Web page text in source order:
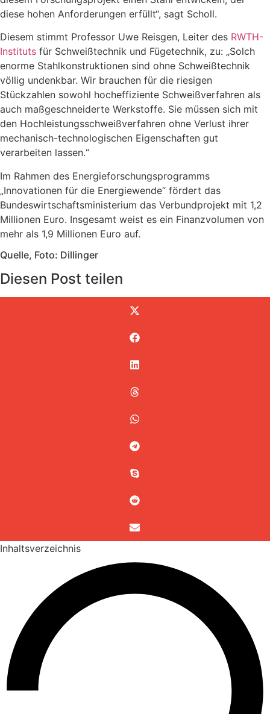
diese hohen Anforderungen erfüllt“, sagt Scholl.
Diesem stimmt Professor Uwe Reisgen, Leiter des RWTH-
Instituts für Schweißtechnik und Fügetechnik, zu: „Solch
enorme Stahlkonstruktionen sind ohne Schweißtechnik
völlig undenkbar. Wir brauchen für die riesigen
Stückzahlen sowohl hocheffiziente Schweißverfahren als
auch maßgeschneiderte Werkstoffe. Sie müssen sich mit
den Hochleistungsschweißverfahren ohne Verlust ihrer
mechanisch-technologischen Eigenschaften gut
verarbeiten lassen.“
Im Rahmen des Energieforschungsprogramms
„Innovationen für die Energiewende“ fördert das
Bundeswirtschaftsministerium das Verbundprojekt mit 1,2
Millionen Euro. Insgesamt weist es ein Finanzvolumen von
mehr als 1,9 Millionen Euro auf.
Quelle, Foto: Dillinger
Diesen Post teilen
Inhaltsverzeichnis